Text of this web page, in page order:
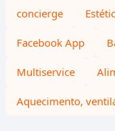
concierge
Facebook App
Multiservice
Aquecimento,